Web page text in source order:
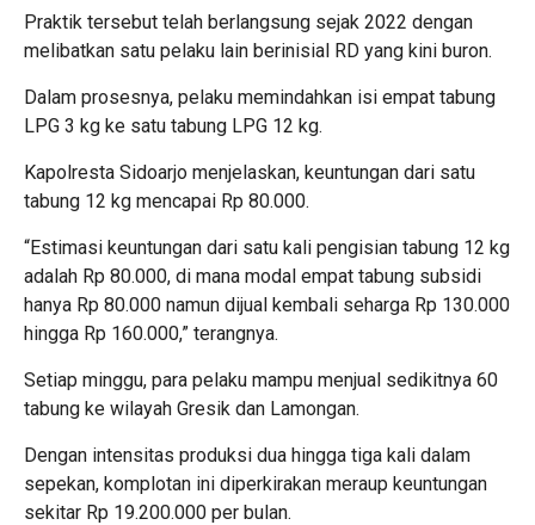
Praktik tersebut telah berlangsung sejak 2022 dengan
melibatkan satu pelaku lain berinisial RD yang kini buron.
Dalam prosesnya, pelaku memindahkan isi empat tabung
LPG 3 kg ke satu tabung LPG 12 kg.
Kapolresta Sidoarjo menjelaskan, keuntungan dari satu
tabung 12 kg mencapai Rp 80.000.
“Estimasi keuntungan dari satu kali pengisian tabung 12 kg
adalah Rp 80.000, di mana modal empat tabung subsidi
hanya Rp 80.000 namun dijual kembali seharga Rp 130.000
hingga Rp 160.000,” terangnya.
Setiap minggu, para pelaku mampu menjual sedikitnya 60
tabung ke wilayah Gresik dan Lamongan.
Dengan intensitas produksi dua hingga tiga kali dalam
sepekan, komplotan ini diperkirakan meraup keuntungan
sekitar Rp 19.200.000 per bulan.